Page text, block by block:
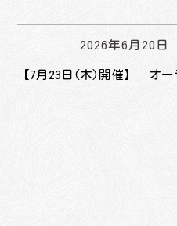
2026年6月20日
【7月23日(木)開催】 オー